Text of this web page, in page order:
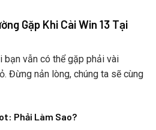
Gặp Khi Cài Win 13 Tại
bạn vẫn có thể gặp phải vài
Đừng nản lòng, chúng ta sẽ cùng
Phải Làm Sao?